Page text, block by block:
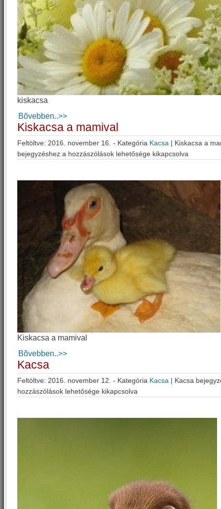
kiskacsa
Bõvebben..>>
Kiskacsa a mamival
Feltöltve: 2016. november 16. - Kategória Kacsa | Kiskacsa a
bejegyzéshez a hozzászólások lehetősége kikapcsolva
Kiskacsa a mamival
Bõvebben..>>
Kacsa
Feltöltve: 2016. november 12. - Kategória Kacsa | Kacsa
hozzászólások lehetősége kikapcsolva